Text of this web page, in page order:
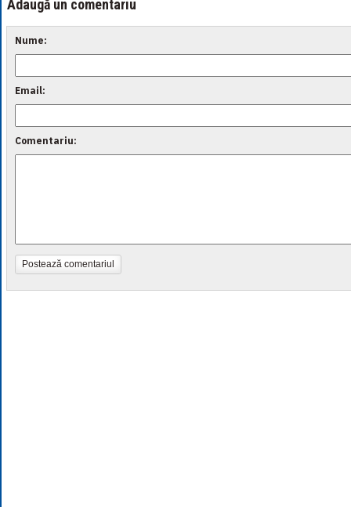
Adaugă un comentariu
Nume:
Email:
Comentariu:
Postează comentariul